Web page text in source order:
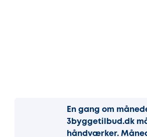
En gang om
3byggetilbud.dk
håndværker.